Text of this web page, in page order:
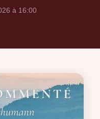
à 16:00